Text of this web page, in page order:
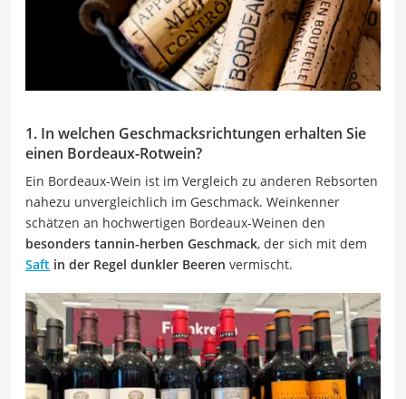
1. In welchen Geschmacksrichtungen erhalten Sie
einen Bordeaux-Rotwein?
Ein Bordeaux-Wein ist im Vergleich zu anderen Rebsorten
nahezu unvergleichlich im Geschmack. Weinkenner
schätzen an hochwertigen Bordeaux-Weinen den
besonders tannin-herben Geschmack, der sich mit dem
Saft in der Regel dunkler Beeren vermischt.